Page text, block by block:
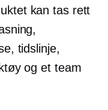
kan tas rett
tidslinje,
og et team